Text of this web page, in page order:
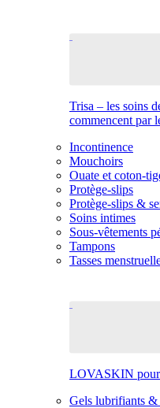
Trisa – les soins
commencent par
Incontinence
Mouchoirs
Ouate et coton-
Protège-slips
Protège-slips &
Soins intimes
Sous-vêtements
Tampons
Tasses
LOVASKIN pour
Gels lubrifiants &